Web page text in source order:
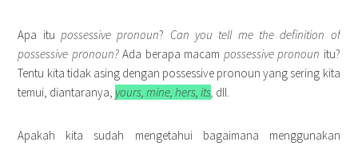
Apa itupossessive pronoun? Can you tell me the definition of
possessive pronoun?Ada berapa macam possessive pronoun itu?
Tentu kita tidak asing dengan possessive pronoun yang sering kita
temui, diantaranya, yours, mine, hers, its, dll.
Apakah kita sudah mengetahui bagaimana menggunakan